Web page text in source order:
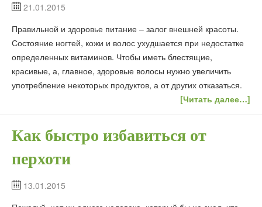
21.01.2015
Правильной и здоровье питание – залог внешней красоты.
Состояние ногтей, кожи и волос ухудшается при недостатке
определенных витаминов. Чтобы иметь блестящие,
красивые, а, главное, здоровые волосы нужно увеличить
употребление некоторых продуктов, а от других отказаться.
[Читать далее…]
Как быстро избавиться от
перхоти
13.01.2015